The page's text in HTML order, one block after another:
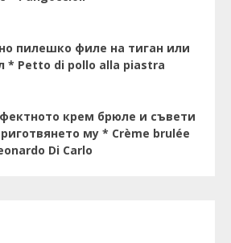
пилешко филе на тиган или
* Petto di pollo alla piastra
крем брюле и съвети
му * Crème brulée
Di Carlo